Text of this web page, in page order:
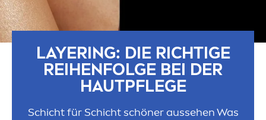
LAYERING: DIE RICHTIGE
REIHENFOLGE BEI DER
HAUTPFLEGE
Schicht für Schicht schöner aussehen Was